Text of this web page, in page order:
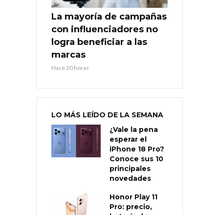
La mayoría de campañas
con influenciadores no
logra beneficiar a las
marcas
Hace 20 horas
LO MÁS LEÍDO DE LA SEMANA
¿Vale la pena
esperar el
iPhone 18 Pro?
Conoce sus 10
principales
novedades
Honor Play 11
Pro: precio,